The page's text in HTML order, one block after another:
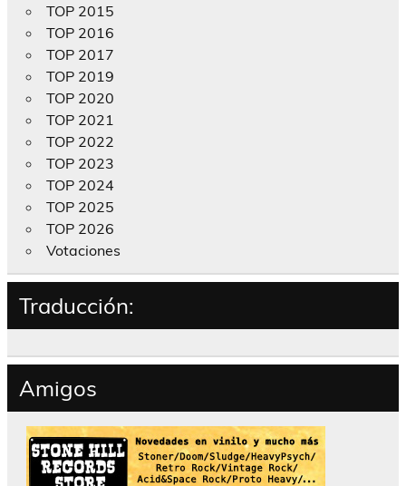
TOP 2015
TOP 2016
TOP 2017
TOP 2019
TOP 2020
TOP 2021
TOP 2022
TOP 2023
TOP 2024
TOP 2025
TOP 2026
Votaciones
Traducción:
Amigos